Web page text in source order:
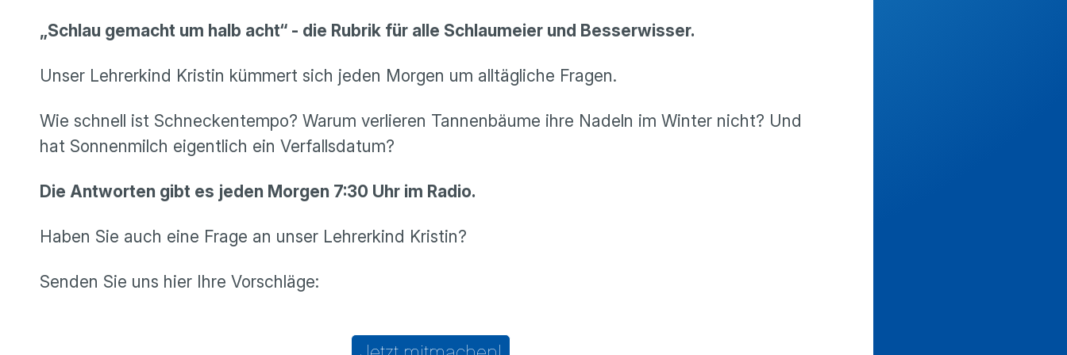
„Schlau gemacht um halb acht“ - die Rubrik für alle Schlaumeier und Besserwisser.
Unser Lehrerkind Kristin kümmert sich jeden Morgen um alltägliche Fragen.
Wie schnell ist Schneckentempo? Warum verlieren Tannenbäume ihre Nadeln im Winter nicht? Und
hat Sonnenmilch eigentlich ein Verfallsdatum?
Die Antworten gibt es jeden Morgen 7:30 Uhr im Radio.
Haben Sie auch eine Frage an unser Lehrerkind Kristin?
Senden Sie uns hier Ihre Vorschläge: